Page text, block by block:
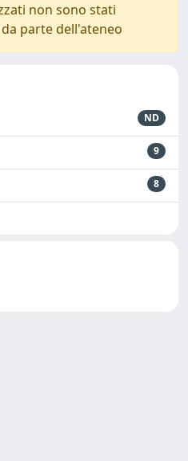
non sono stati
parte dell'ateneo
ND
9
8